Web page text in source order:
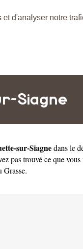
d'analyser notre
Siagne
sur-Siagnedans le
pas trouvé ce que vous
Grasse.